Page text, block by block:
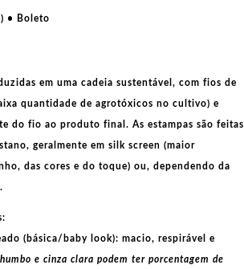
• Boleto
em uma cadeia sustentável, com fios de
quantidade de agrotóxicos no cultivo) e
do fio ao produto final. As estampas são feitas
geralmente em silk screen (maior
das cores e do toque) ou, dependendo da
.
(básica/baby look): macio, respirável e
e cinza clara podem ter porcentagem de